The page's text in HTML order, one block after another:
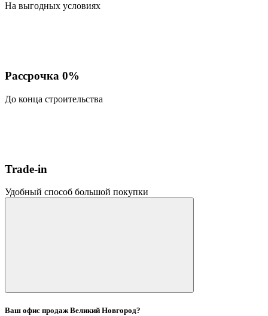
На выгодных условиях
Рассрочка 0%
До конца строительства
Trade-in
Удобный способ большой покупки
Ваш офис продажВеликий Новгород?